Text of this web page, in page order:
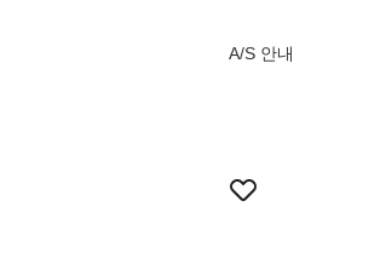
A/S 안내